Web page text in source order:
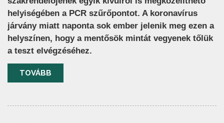
helyiségében a PCR szűrőpontot. A koronavírus
járvány miatt naponta sok ember jelenik meg ezen a
helyszínen, hogy a mentősök mintát vegyenek tőlük
a teszt elvégzéséhez.
TOVÁBB